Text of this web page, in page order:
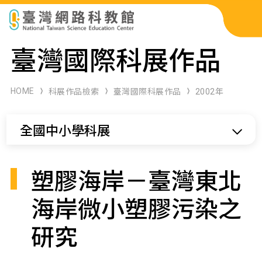
科展作品檢索
科學研習月刊
臺灣國際科展作品
HOME 科展作品檢索 臺灣國際科展作品 2002年
全國中小學科展
塑膠海岸－臺灣東北
海岸微小塑膠污染之
研究